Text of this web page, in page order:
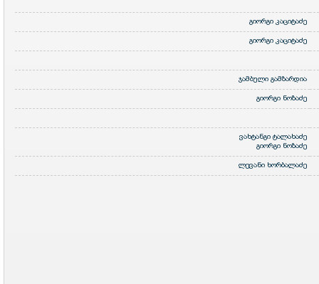
გიორგი კაციტაძე
გიორგი კაციტაძე
ჯამბული გამზარდია
გიორგი ნოზაძე
ვახტანგი ტალახაძე
გიორგი ნოზაძე
ლევანი ხორბალაძე